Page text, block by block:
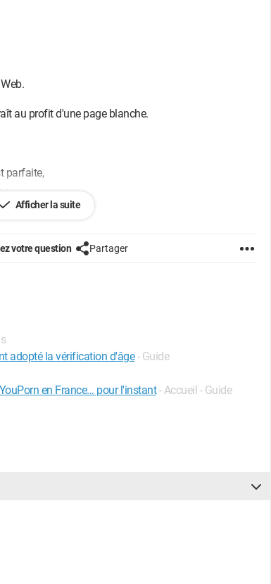
au profit d'une page blanche.
parfaite,
(version 8),
XFrance qui ne m'a pas répondu !
problème, diagnostiqué et résolu la panne, je suis
Afficher la suite
votre question Partager
adopté la vérification d'âge - Guide
en France… pour l'instant - Accueil - Guide